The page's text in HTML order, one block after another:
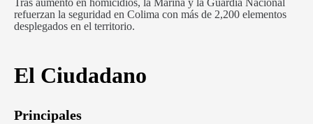
Tras aumento en homicidios, la Marina y la Guardia Nacional
refuerzan la seguridad en Colima con más de 2,200 elementos
desplegados en el territorio.
El Ciudadano
Principales